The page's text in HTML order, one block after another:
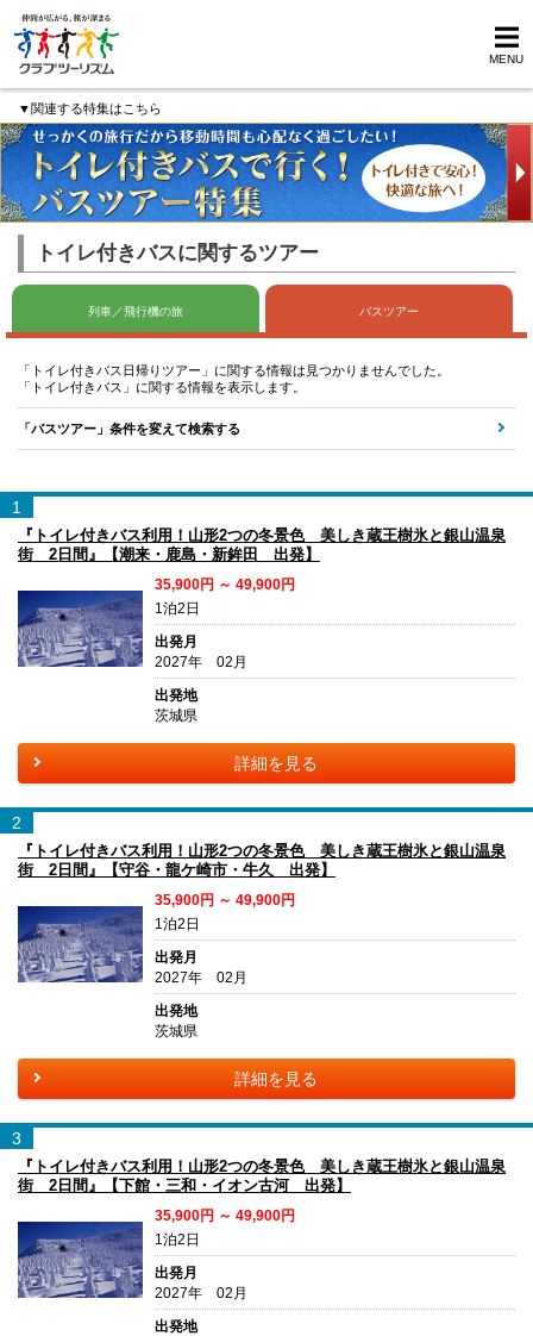
MENU
▼関連する特集はこちら
トイレ付きバスに関するツアー
列車／飛行機の旅 バスツアー
「トイレ付きバス日帰りツアー」に関する情報は見つかりませんでした。
「トイレ付きバス」に関する情報を表示します。
「バスツアー」条件を変えて検索する
1
『トイレ付きバス利用！山形2つの冬景色 美しき蔵王樹氷と銀山温泉
街 2日間』【潮来・鹿島・新鉾田 出発】
35,900円 ～ 49,900円
1泊2日
出発月
2027年 02月
出発地
茨城県
詳細を見る
2
『トイレ付きバス利用！山形2つの冬景色 美しき蔵王樹氷と銀山温泉
街 2日間』【守谷・龍ケ崎市・牛久 出発】
35,900円 ～ 49,900円
1泊2日
出発月
2027年 02月
出発地
茨城県
詳細を見る
3
『トイレ付きバス利用！山形2つの冬景色 美しき蔵王樹氷と銀山温泉
街 2日間』【下館・三和・イオン古河 出発】
35,900円 ～ 49,900円
1泊2日
出発月
2027年 02月
出発地